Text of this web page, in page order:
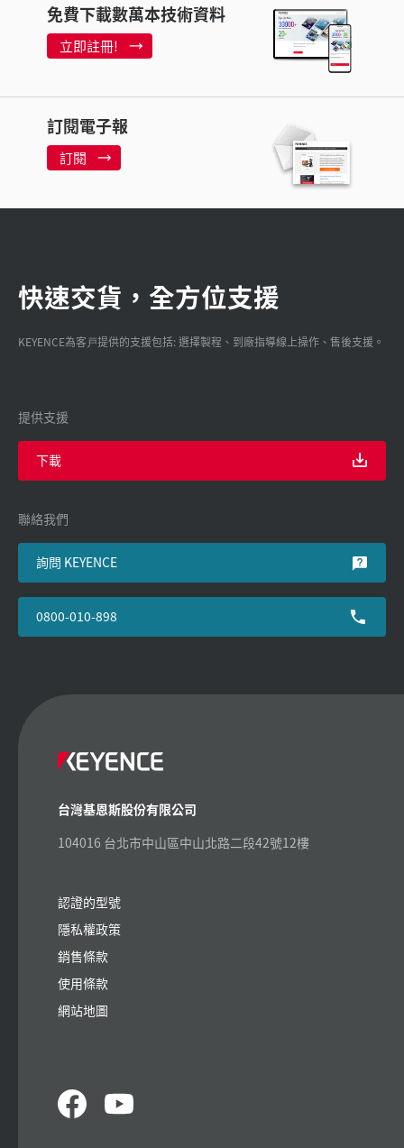
免費下載數萬本技術資料
立即註冊!
訂閱電子報
訂閱
快速交貨，全方位支援
KEYENCE為客戸提供的支援包括: 選擇製程、到廠指導線上操作、售後支援。
提供支援
下載
聯絡我們
詢問 KEYENCE
0800-010-898
台灣基恩斯股份有限公司
104016 台北市中山區中山北路二段42號12樓
認證的型號
隱私權政策
銷售條款
使用條款
網站地圖